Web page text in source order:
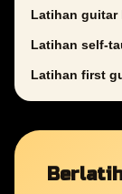
Latihan guitar
Latihan self-
Latihan first